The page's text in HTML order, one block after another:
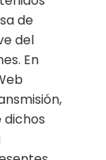
de
del
En
dichos